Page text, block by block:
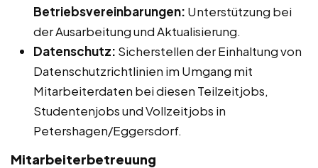
Betriebsvereinbarungen: Unterstützung bei
der Ausarbeitung und Aktualisierung.
Datenschutz: Sicherstellen der Einhaltung von
Datenschutzrichtlinien im Umgang mit
Mitarbeiterdaten bei diesen Teilzeitjobs,
Studentenjobs und Vollzeitjobs in
Petershagen/Eggersdorf.
Mitarbeiterbetreuung